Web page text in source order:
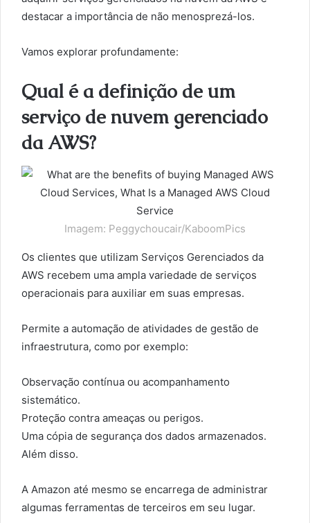
destacar a importância de não menosprezá-los.
Vamos explorar profundamente:
Qual é a definição de um
serviço de nuvem gerenciado
da AWS?
Imagem: Peggychoucair/KaboomPics
Os clientes que utilizam Serviços Gerenciados da
AWS recebem uma ampla variedade de serviços
operacionais para auxiliar em suas empresas.
Permite a automação de atividades de gestão de
infraestrutura, como por exemplo:
Observação contínua ou acompanhamento
sistemático.
Proteção contra ameaças ou perigos.
Uma cópia de segurança dos dados armazenados.
Além disso.
A Amazon até mesmo se encarrega de administrar
algumas ferramentas de terceiros em seu lugar.